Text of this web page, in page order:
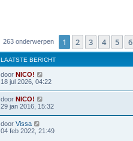
263 onderwerpen 1 2 3 4 5 6
LAATSTE BERICHT
door NICO!
18 jul 2026, 04:22
door NICO!
29 jan 2016, 15:32
door Vissa
04 feb 2022, 21:49